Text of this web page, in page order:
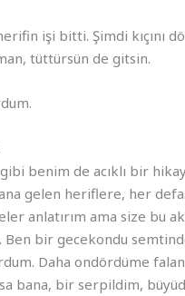
işi bitti. Şimdi kıçını
tüttürsün de gitsin.
benim de acıklı bir
gelen heriflere, her
anlatırım ama size bu
Ben bir gecekondu
Daha ondördüme
bana, bir serpildim,